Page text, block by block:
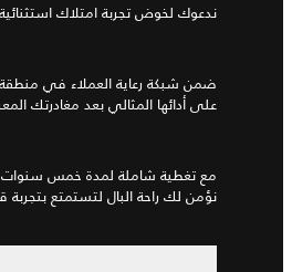
ندعوك لخوض تجربة امتلاك
ضمن شبكة رعاية العملاء في
على أدائها المثالي بعد مغادرتك
مع تغطية شاملة لمدة خمس سنوات
نؤمن لك راحة البال لتستمتع بتجربة